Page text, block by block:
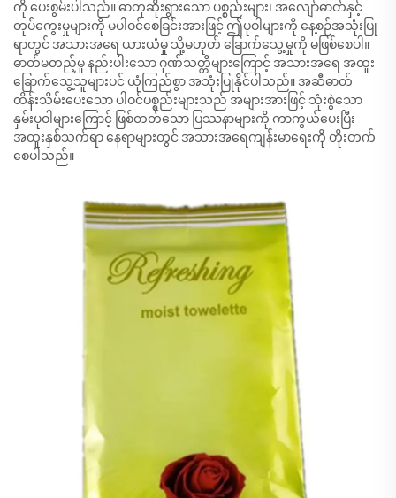
ကို ပေးစွမ်းပါသည်။ ဓာတုဆိုးရွားသော ပစ္စည်းများ၊ အလျော်ဓာတ်နှင့်
တုပ်ကွေးမှုများကို မပါဝင်စေခြင်းအားဖြင့် ဤပုဝါများကို နေ့စဉ်အသုံးပြု
ရာတွင် အသားအရေ ယားယံမှု သို့မဟုတ် ခြောက်သွေ့မှုကို မဖြစ်စေပါ။
ဓာတ်မတည့်မှု နည်းပါးသော ဂုဏ်သတ္တိများကြောင့် အသားအရေ အထူး
ခြောက်သွေ့သူများပင် ယုံကြည်စွာ အသုံးပြုနိုင်ပါသည်။ အဆီဓာတ်
ထိန်းသိမ်းပေးသော ပါဝင်ပစ္စည်းများသည် အများအားဖြင့် သုံးစွဲသော
နှမ်းပုဝါများကြောင့် ဖြစ်တတ်သော ပြဿနာများကို ကာကွယ်ပေးပြီး
အထူးနှစ်သက်ရာ နေရာများတွင် အသားအရေကျန်းမာရေးကို တိုးတက်
စေပါသည်။